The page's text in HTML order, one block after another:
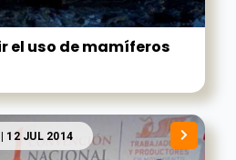
el uso de mamíferos
12 JUL 2014